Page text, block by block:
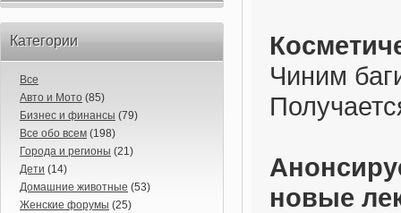
Категории
Все
Авто и Мото (85)
Бизнес и финансы (79)
Все обо всем (198)
Города и регионы (21)
Дети (14)
Домашние животные (53)
Женские форумы (25)
Чиним
новые